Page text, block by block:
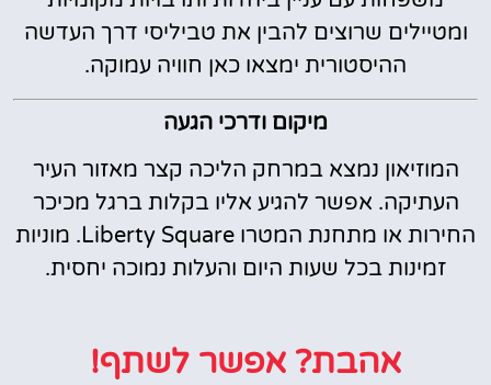
ומטיילים שרוצים להבין את טביליסי דרך העדשה
ההיסטורית ימצאו כאן חוויה עמוקה.
מיקום ודרכי הגעה
המוזיאון נמצא במרחק הליכה קצר מאזור העיר
העתיקה. אפשר להגיע אליו בקלות ברגל מכיכר
החירות או מתחנת המטרו Liberty Square. מוניות
זמינות בכל שעות היום והעלות נמוכה יחסית.
אהבת? אפשר לשתף!